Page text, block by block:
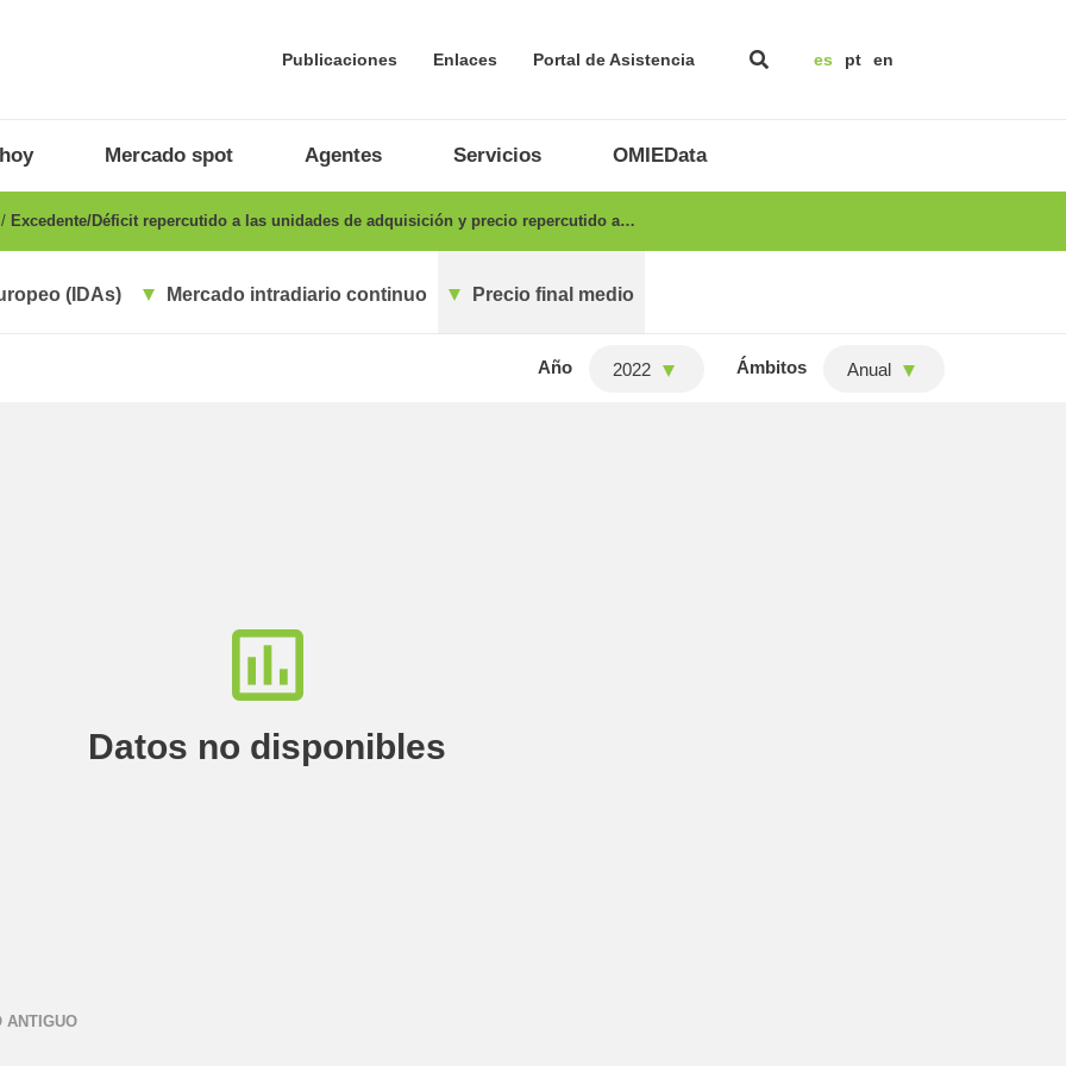
Publicaciones Enlaces Portal de Asistencia es pt en
Mercado spot Agentes Servicios OMIEData
Excedente/Déficit repercutido a las unidades de adquisición y precio repercutido a…
(IDAs) Mercado intradiario continuo Precio final medio
Año 2022 Ámbitos Anual
Datos no disponibles
ANTIGUO